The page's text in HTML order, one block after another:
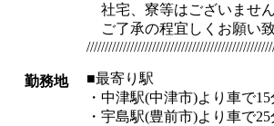
勤務地
社宅、寮等はございません
ご了承の程宜しくお願い致
■最寄り駅
・中津駅(中津市)より車で15
・宇島駅(豊前市)より車で25